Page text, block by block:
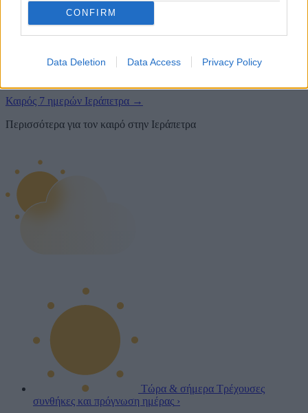
CONFIRM
Data Deletion Data Access Privacy Policy
Τελευταία ενημέρωση 09/08/2026 05:32
Καλύτερη κοντά στην ημερομηνία
Η πρόγνωση Σαββατοκύριακου στην Ιεράπετρα ενημερώνεται με
Καιρός 7 ημερών Ιεράπετρα →
Περισσότερα για τον καιρό στην Ιεράπετρα
Τώρα & σήμερα Τρέχουσες
συνθήκες και πρόγνωση ημέρας ›